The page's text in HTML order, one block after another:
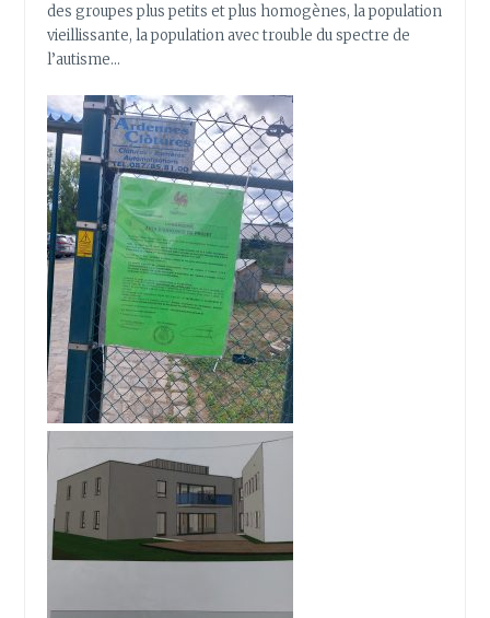
des groupes plus petits et plus homogènes, la population
vieillissante, la population avec trouble du spectre de
l’autisme…